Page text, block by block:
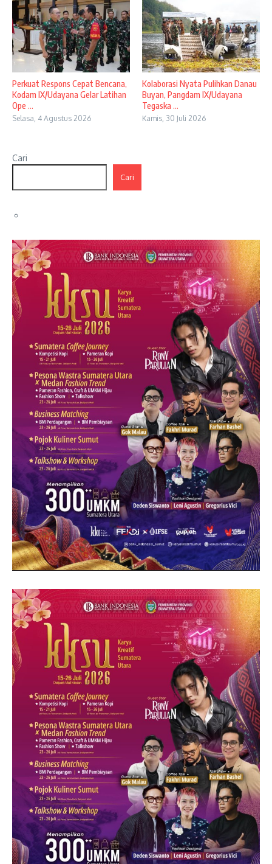
Perkuat Respons Cepat Bencana,
Kodam IX/Udayana Gelar Latihan
Ope ...
Selasa, 4 Agustus 2026
Kolaborasi Nyata Pulihkan Danau
Buyan, Pangdam IX/Udayana
Tegaska ...
Kamis, 30 Juli 2026
Cari
Cari